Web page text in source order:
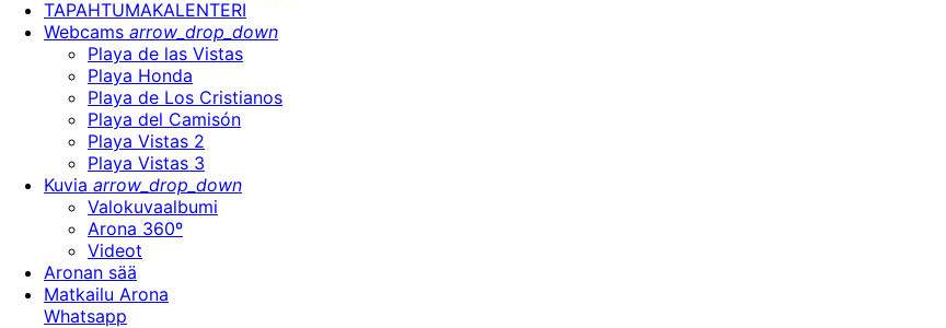
TAPAHTUMAKALENTERI
Webcams arrow_drop_down
Playa de las Vistas
Playa Honda
Playa de Los Cristianos
Playa del Camisón
Playa Vistas 2
Playa Vistas 3
Kuvia arrow_drop_down
Valokuvaalbumi
Arona 360º
Videot
Aronan sää
Matkailu Arona
Whatsapp